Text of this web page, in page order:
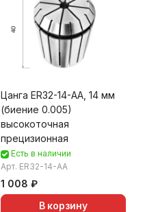
Цанга ER32-14-AA, 14 мм
(биение 0.005)
высокоточная
прецизионная
Есть в наличии
Арт. ER32-14-AA
1 008 ₽
В корзину